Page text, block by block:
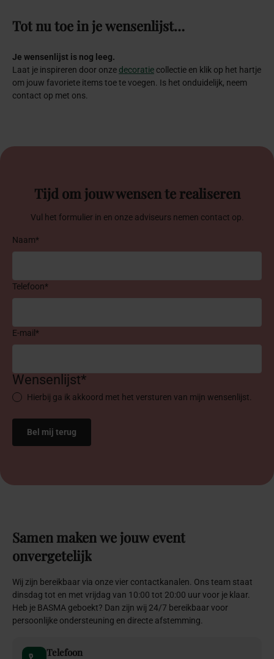
Tot nutoe injewensenlijst…
Je wensenlijst is nog leeg.
Laat je inspireren door onze decoratie collectie en klik op het hartje
om jouw favoriete items toe te voegen. Is het onduidelijk, neem
contact op met ons.
Tijd om jouw wensen te realiseren
Vul het formulier in en onze adviseurs nemen contact op.
Naam*
Telefoon*
E-mail*
Wensenlijst*
Hierbij ga ik akkoord met het versturen van mijn wensenlijst.
Samen makenwejouw event
onvergetelijk
Wij zijn bereikbaar via onze vier contactkanalen. Ons team staat
dinsdag tot en met vrijdag van 10:00 tot 20:00 uur voor je klaar.
Heb je BASMA geboekt? Dan zijn wij 24/7 bereikbaar voor
persoonlijke ondersteuning en directe afstemming.
Telefoon